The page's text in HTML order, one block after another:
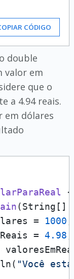
CÓDIGO
double
valor em
que o
a 4.94 reais.
em dólares
{
(String[]
= 1000
= 4.98
"Você